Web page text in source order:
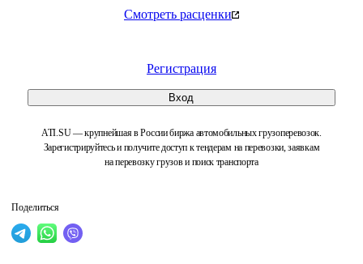
Смотреть расценки
Регистрация
Вход
ATI.SU — крупнейшая в России биржа автомобильных грузоперевозок.
Зарегистрируйтесь и получите доступ к тендерам на перевозки, заявкам
на перевозку грузов и поиск транспорта
Поделиться